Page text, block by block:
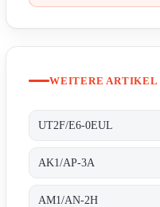
WEITERE ARTIKEL
UT2F/E6-0EUL
AK1/AP-3A
AM1/AN-2H